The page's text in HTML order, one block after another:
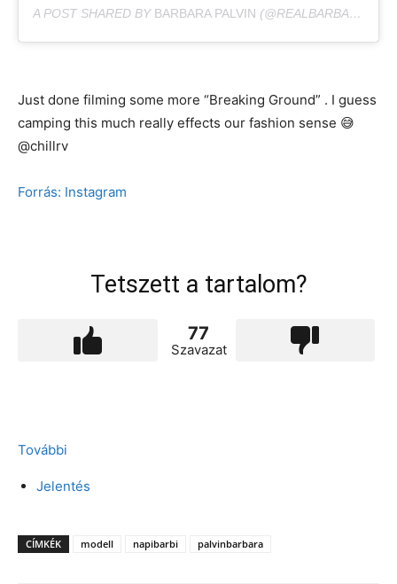
A POST SHARED BY BARBARA PALVIN (@REALBARBARAPALVIN) ON
Just done filming some more “Breaking Ground” . I guess
camping this much really effects our fashion sense 😅
@chillrv
Forrás: Instagram
Tetszett a tartalom?
77
Szavazat
További
Jelentés
CÍMKÉK modell napibarbi palvinbarbara